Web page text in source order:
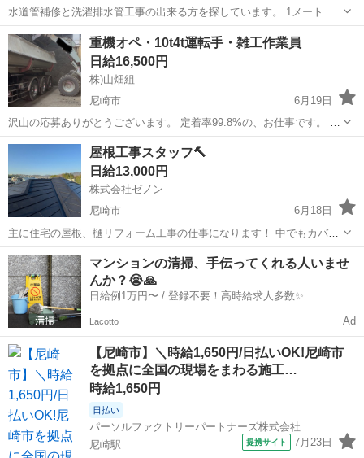
水道管補修と洗濯排水管工事の出来る方を探しています。 1メートル
ほどの水道管塩ビパイプ交換と洗濯排水管取替工事をして欲しいで
す。 材料はこちらで用意しますので、道具だけ持ってきてください。
よろしくお願いします
兵庫 尼崎市 尼崎駅 その他
重機オペ・10t4t運転手・雑工作業員
日給16,500円
株)山畑組
尼崎市
6月19日
沢山の応募ありがとうございます。 定着率99.8%の、お仕事です。 各
分野で1人ずつ採用枠空いております。 ジモティ募集から5人来てま
す！（内、外国の方２人） ※絶賛女性作業員も活躍中※ 業務内容 ：
工場プラント補助運転 ...
兵庫 尼崎市 その他
屋根工事スタッフ🔨
日給13,000円
株式会社ゼノン
尼崎市
6月18日
主に住宅の屋根、樋リフォーム工事の仕事になります！ 中でもカバー
工法での屋根工事がメインになります！ 未経験の方でもしっかり教え
るので大丈夫です！ 休みは基本的には日曜日ですが用事など前もって
教えてもらえれば休んでもらっ...
兵庫 尼崎市 スタッフ
マンションの清掃、手伝ってくれる人いませ
んか？😭🙏
日給例1万円〜 / 登録不要！高時給求人多数✨
Lacotto Ad
【尼崎市】＼時給1,650円/日払いOK!尼崎市
を拠点に全国の現場をまわる施工…
時給1,650円
日払い
パーソルファクトリーパートナーズ株式会社
尼崎駅
提携サイト 7月23日